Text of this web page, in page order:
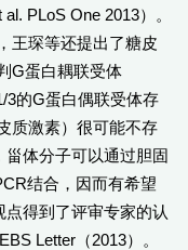
PLoS One 2013）。
王琛等还提出了糖皮
G蛋白耦联受体
3的G蛋白偶联受体存
质激素）很可能不存
甾体分子可以通过胆固
结合，因而有希望
点得到了评审专家的认
Letter（2013）。